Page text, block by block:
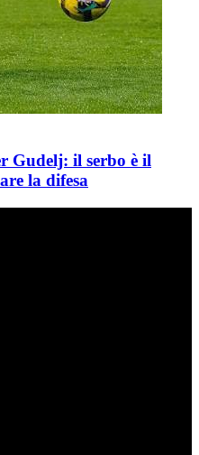
Gudelj: il serbo è il
la difesa